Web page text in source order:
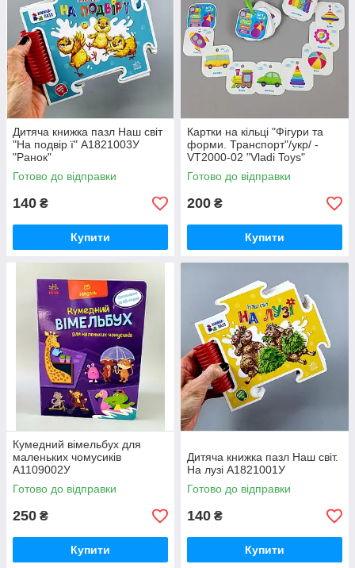
Дитяча книжка пазл Наш світ
"На подвір ї" А1821003У
"Ранок"
Готово до відправки
140 ₴
Купити
Картки на кільці "Фігури та
форми. Транспорт"/укр/ -
VT2000-02 "Vladi Toys"
Готово до відправки
200 ₴
Купити
Кумедний вімельбух для
маленьких чомусиків
А1109002У
Готово до відправки
250 ₴
Купити
Дитяча книжка пазл Наш світ.
На лузі А1821001У
Готово до відправки
140 ₴
Купити